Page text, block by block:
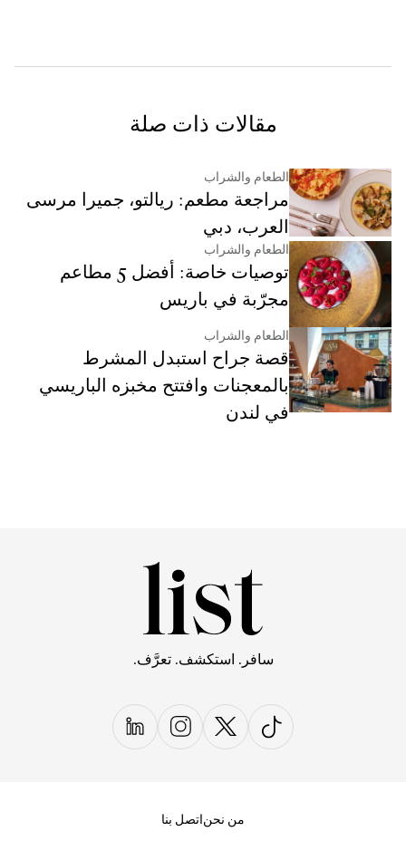
مقالات ذات صلة
الطعام والشراب
مراجعة مطعم: ريالتو، جميرا مرسى
العرب، دبي
الطعام والشراب
توصيات خاصة: أفضل 5 مطاعم
مجرّبة في باريس
الطعام والشراب
قصة جراح استبدل المشرط
بالمعجنات وافتتح مخبزه الباريسي
في لندن
سافر. استكشف. تعرَّف.
من نحن اتصل بنا